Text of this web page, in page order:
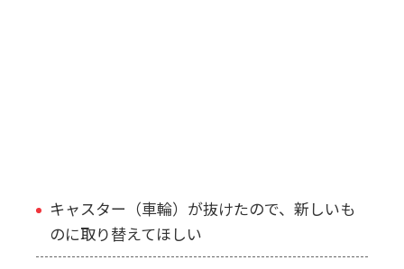
キャスター（車輪）が抜けたので、新しいも
のに取り替えてほしい